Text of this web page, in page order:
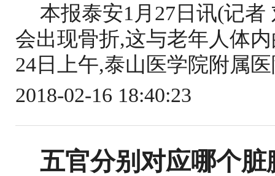
本报泰安1月27日讯(记
会出现骨折,这与老年人体
24日上午,泰山医学院附属
2018-02-16 18:40:23
五官分别对应哪个